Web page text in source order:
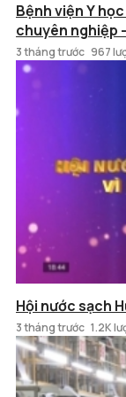
Bệnh viện Y
chuyên nghiệp
3 tháng trước 967
Hội nước sạch
3 tháng trước 1.2K